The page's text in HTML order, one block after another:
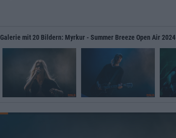
Galerie mit 20 Bildern: Myrkur - Summer Breeze Open Air 2024